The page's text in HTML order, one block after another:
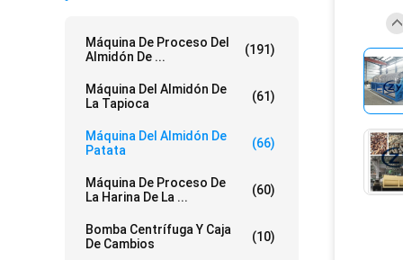
Máquina De Proceso Del
Almidón De ...
(191)
Máquina Del Almidón De
La Tapioca
(61)
Máquina Del Almidón De
Patata
(66)
Máquina De Proceso De
La Harina De La ...
(60)
Bomba Centrífuga Y Caja
De Cambios
(10)